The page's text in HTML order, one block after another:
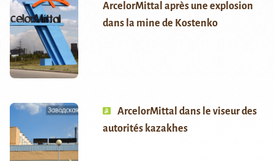
ArcelorMittal après une explosion
dans la mine de Kostenko
ArcelorMittal dans le viseur des
autorités kazakhes